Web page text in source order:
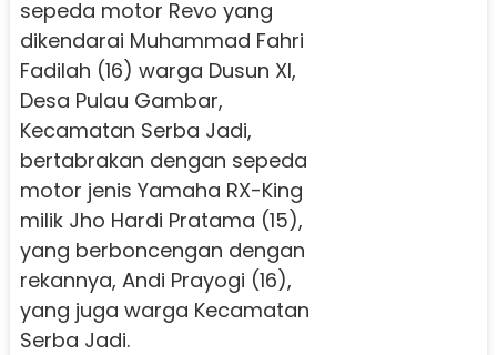
sepeda motor Revo yang
dikendarai Muhammad Fahri
Fadilah (16) warga Dusun XI,
Desa Pulau Gambar,
Kecamatan Serba Jadi,
bertabrakan dengan sepeda
motor jenis Yamaha RX-King
milik Jho Hardi Pratama (15),
yang berboncengan dengan
rekannya, Andi Prayogi (16),
yang juga warga Kecamatan
Serba Jadi.